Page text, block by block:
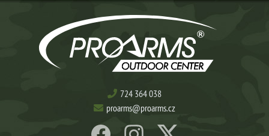
724 364 038
proarms@proarms.cz